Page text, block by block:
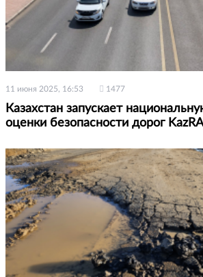
11 июня 2025, 16:53 1477
Казахстан запускает
оценки безопасности дорог